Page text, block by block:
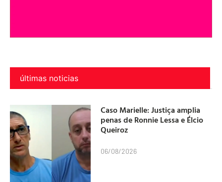
últimas noticias
Caso Marielle: Justiça amplia
penas de Ronnie Lessa e Élcio
Queiroz
06/08/2026